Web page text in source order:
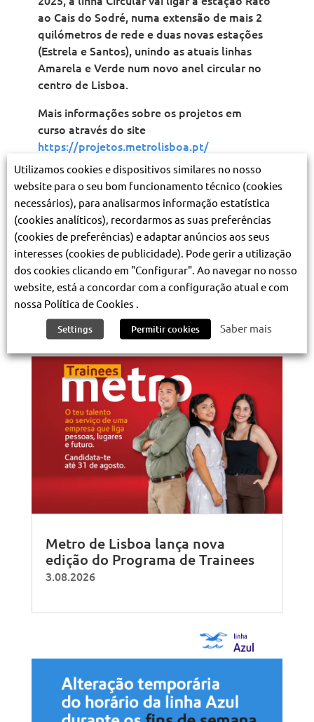
ao Cais do Sodré, numa extensão de mais 2
quilómetros de rede e duas novas estações
(Estrela e Santos), unindo as atuais linhas
Amarela e Verde num novo anel circular no
centro de Lisboa.
Mais informações sobre os projetos em
curso através do site
https://projetos.metrolisboa.pt/
A linha Circular é um projeto cofinanciado
por:
Contactos para assessoria
de imprensa
Metro de Lisboa lança nova
edição do Programa de Trainees
3.08.2026
Utilizamos cookies e dispositivos similares no nosso
website para o seu bom funcionamento técnico (cookies
necessários), para analisarmos informação estatística
(cookies analíticos), recordarmos as suas preferências
(cookies de preferências) e adaptar anúncios aos seus
interesses (cookies de publicidade). Pode gerir a utilização
dos cookies clicando em "Configurar". Ao navegar no nosso
website, está a concordar com a configuração atual e com
nossa Política de Cookies .
Settings Permitir cookies Saber mais